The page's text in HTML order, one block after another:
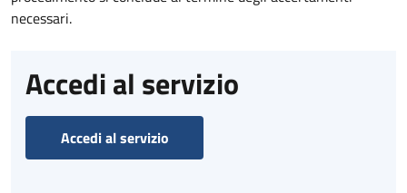
necessari.
Accedi al servizio
Accedi al servizio